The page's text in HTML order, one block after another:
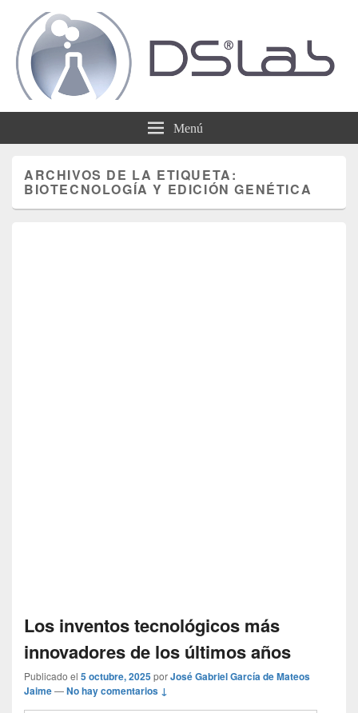
DSLab Menú
ARCHIVOS DE LA ETIQUETA:
BIOTECNOLOGÍA Y EDICIÓN GENÉTICA
Los inventos tecnológicos más
innovadores de los últimos años
Publicado el 5 octubre, 2025porJosé Gabriel García de Mateos
Jaime—No hay comentarios ↓